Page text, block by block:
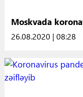
Moskvada
26.08.2020 | 08:28